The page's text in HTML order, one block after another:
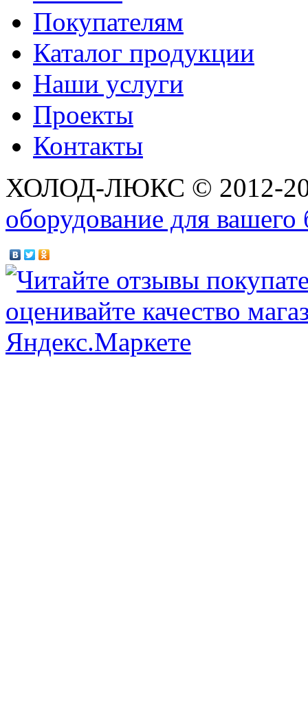
Покупателям
Каталог продукции
Наши услуги
Проекты
Контакты
ХОЛОД-ЛЮКС © 2012-
оборудование для вашего